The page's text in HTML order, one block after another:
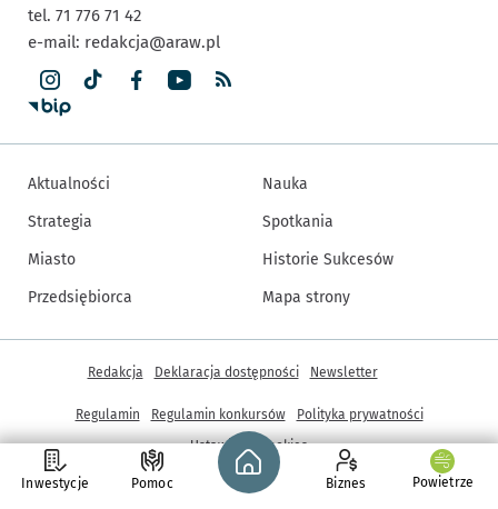
Inwestycje Pomoc
Strona główna - wroclaw.pl
Biznes Powietrze
tel. 71 776 71 42
e-mail: redakcja@araw.pl
Aktualności
Strategia
Miasto
Przedsiębiorca
Nauka
Spotkania
Historie Sukcesów
Mapa strony
© Copyright 2005-2026, ARAW S.A., Gmina Wrocław
Inne informacje
Redakcja Deklaracja dostępności Newsletter
Regulamin Regulamin konkursów
Polityka prywatności
Ustawienia cookies